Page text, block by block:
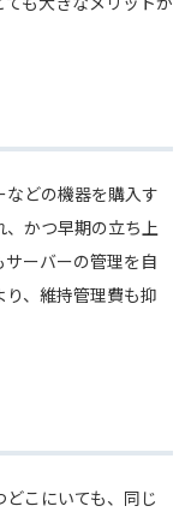
どの機器を購入す
、かつ早期の立ち上
ーバーの管理を自
、維持管理費も抑
こにいても、同じ